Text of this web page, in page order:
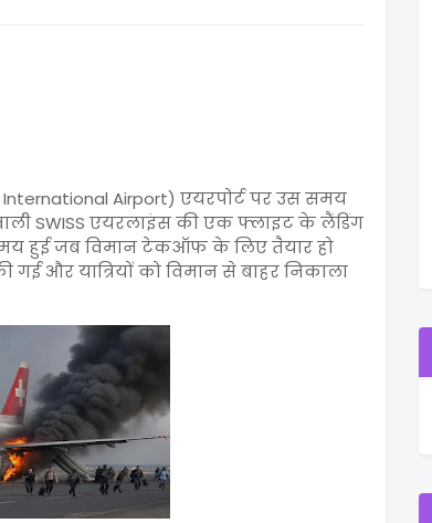
Airport) एयरपोर्ट पर उस समय
SWISS एयरलाइंस की एक फ्लाइट के लैंडिंग
हुई जब विमान टेकऑफ के लिए तैयार हो
गई और यात्रियों को विमान से बाहर निकाला